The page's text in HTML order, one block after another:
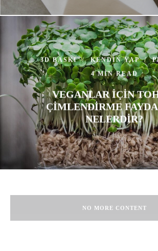
3D BASKI KENDIN YAP
4 MIN READ
VEGANLAR IÇIN
ÇIMLENDIRME
NELERDIR?
NO MORE CONTENT